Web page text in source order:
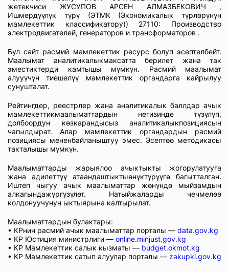
жетекчиси ЖУСУПОВ АРСЕН АЛМАЗБЕКОВИЧ ,
Ишмердүүлүк түрү (ЭТМК (Экономикалык түрлөрүнүн
мамлекеттик классификатору)) 27110: Производство
электродвигателей, генераторов и трансформаторов .
Бул сайт расмий мамлекеттик ресурс болуп эсептелбейт.
Маалымат аналитикалыкмаксатта берилет жана так
эместиктерди камтышы мүмкүн. Расмий маалымат
алууүчүн тиешелүү мамлекеттик органдарга кайрылуу
сунушталат.
Рейтингдер, реестрлер жана аналитикалык баллдар ачык
мамлекеттикмаалыматтардын негизинде түзүлүп,
долбоордун көзкарандысыз аналитикалыкпозициясын
чагылдырат. Алар мамлекеттик органдардын расмий
позициясы мененбайланыштуу эмес. Эсептөө методикасы
такталышы мүмкүн.
Маалыматтарды жарыялоо ачыктыкты жогорулатууга
жана адилеттүү атаандаштыктыөнүктүрүүгө багытталган.
Иштеп чыгуу ачык маалыматтар жөнүндө мыйзамдын
алкагындажүргүзүлөт. Натыйжаларды чечмелөө
колдонуучунун ыктыярына калтырылат.
Маалыматтардын булактары:
• КРнин расмий ачык маалыматтар порталы — data.gov.kg
• КР Юстиция министрлиги — online.minjust.gov.kg
• КР Мамлекеттик салык кызматы — budget.okmot.kg
• КР Мамлекеттик сатып алуулар порталы — zakupki.gov.kg